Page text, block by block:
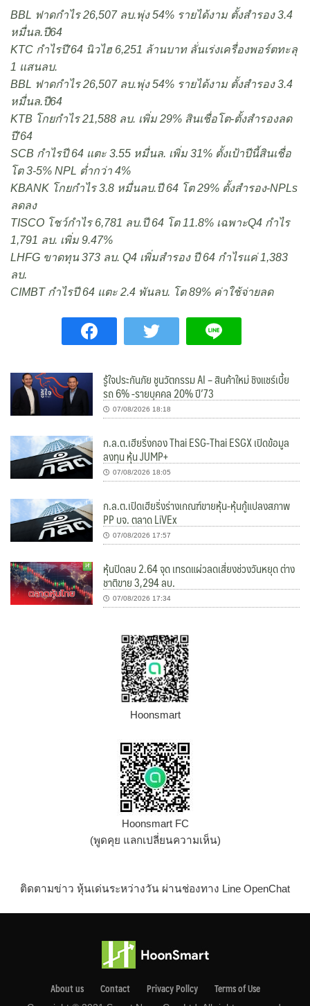
BBL ฟาดกำไร 26,507 ลบ.พุ่ง 54% รายได้งาม ตั้งสำรอง 3.4
หมื่นล.ปี64
KTC กำไรปี’64 นิวไฮ 6,251 ล้านบาท ลั่นเร่งเครื่องพอร์ตทะลุ
1 แสนลบ.
BBL ฟาดกำไร 26,507 ลบ.พุ่ง 54% รายได้งาม ตั้งสำรอง 3.4
หมื่นล.ปี64
KTB โกยกำไร 21,588 ลบ. เพิ่ม 29% สินเชื่อโต-ตั้งสำรองลด
ปี’64
SCB กำไรปี 64 แตะ 3.55 หมื่นล. เพิ่ม 31% ตั้งเป้าปีนี้สินเชื่อ
โต 3-5% NPL ต่ำกว่า 4%
KBANK โกยกำไร 3.8 หมื่นลบ.ปี 64 โต 29% ตั้งสำรอง-NPLs
ลดลง
TISCO โชว์กำไร 6,781 ลบ.ปี 64 โต 11.8% เฉพาะQ4 กำไร
1,791 ลบ. เพิ่ม 9.47%
LHFG ขาดทุน 373 ลบ. Q4 เพิ่มสำรอง ปี 64 กำไรแค่ 1,383
ลบ.
CIMBT กำไรปี 64 แตะ 2.4 พันลบ. โต 89% ค่าใช้จ่ายลด
รู้ใจประกันภัย ชูนวัตกรรม AI – สินค้าใหม่ ชิงแชร์เบี้ย
รถ 6% -รายบุคคล 20% ปี’73
07/08/2026 18:18
ก.ล.ต.เฮียริ่งกอง Thai ESG-Thai ESGX เปิดข้อมูล
ลงทุน หุ้น JUMP+
07/08/2026 18:05
ก.ล.ต.เปิดเฮียริ่งร่างเกณฑ์ขายหุ้น-หุ้นกู้แปลงสภาพ
PP บจ. ตลาด LiVEx
07/08/2026 17:57
หุ้นปิดลบ 2.64 จุด เทรดแผ่วลดเสี่ยงช่วงวันหยุด ต่าง
ชาติขาย 3,294 ลบ.
07/08/2026 17:34
Hoonsmart
Hoonsmart FC
(พูดคุย แลกเปลี่ยนความเห็น)
ติดตามข่าว หุ้นเด่นระหว่างวัน ผ่านช่องทาง Line OpenChat
About us Contact Privacy Pollcy Terms of Use